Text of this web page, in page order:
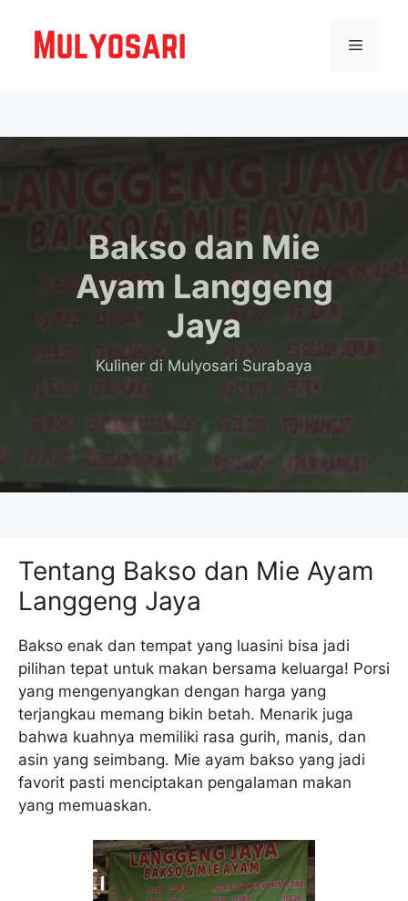
Menu
Bakso dan Mie
Ayam Langgeng
Jaya
Kuliner di Mulyosari Surabaya
Tentang Bakso dan Mie Ayam
Langgeng Jaya
Bakso enak dan tempat yang luasini bisa jadi
pilihan tepat untuk makan bersama keluarga! Porsi
yang mengenyangkan dengan harga yang
terjangkau memang bikin betah. Menarik juga
bahwa kuahnya memiliki rasa gurih, manis, dan
asin yang seimbang. Mie ayam bakso yang jadi
favorit pasti menciptakan pengalaman makan
yang memuaskan.